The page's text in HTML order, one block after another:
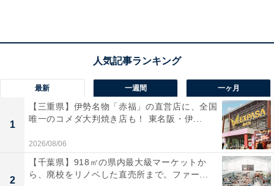
交通手段：JR東北本線「花巻駅」より無料シャトルバス
で約20分／JR東北新幹線「新花巻駅」より車で約30分／
いわて花巻空港より車で約30分
※料金は公式Webサイト参考価格
※プラン・部屋により価格は変動します
最新 一週間 一ヶ月
1
【三重県】伊勢名物「赤福」の直営店に、全国
唯一のコメダ大判焼き店も！ 東名阪・伊...
2026/08/06
2
【千葉県】918㎡の県内最大級マーケットか
ら、廃校をリノベした直売所まで。ファー...